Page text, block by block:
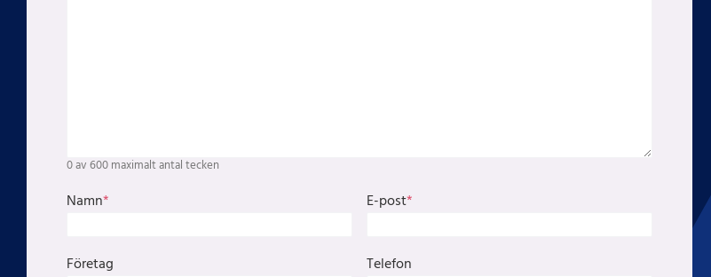
0 av 600 maximalt antal tecken
Namn* E-post*
Företag Telefon